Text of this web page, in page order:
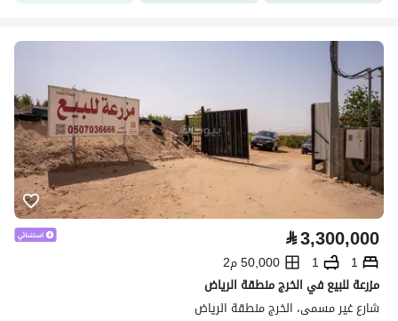
⃁3,300,000
1
1
50,000 م2
مزرعة للبيع في الخرج منطقة الرياض
شارع غير مسمى، الخرج منطقة الرياض